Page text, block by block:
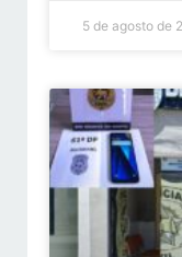
5 de agosto de